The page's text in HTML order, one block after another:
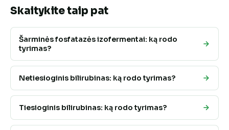
Skaitykite taip pat
Šarminės fosfatazės izofermentai: ką rodo
tyrimas?
Netiesioginis bilirubinas: ką rodo tyrimas?
Tiesioginis bilirubinas: ką rodo tyrimas?